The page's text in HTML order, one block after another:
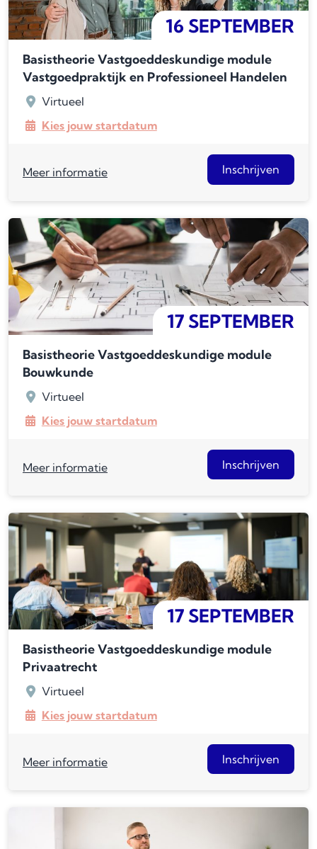
16 SEPTEMBER
Basistheorie Vastgoeddeskundige module
Vastgoedpraktijk en Professioneel Handelen
Virtueel
Kies jouw startdatum
Meer informatie Inschrijven
17 SEPTEMBER
Basistheorie Vastgoeddeskundige module
Bouwkunde
Virtueel
Kies jouw startdatum
Meer informatie Inschrijven
17 SEPTEMBER
Basistheorie Vastgoeddeskundige module
Privaatrecht
Virtueel
Kies jouw startdatum
Meer informatie Inschrijven